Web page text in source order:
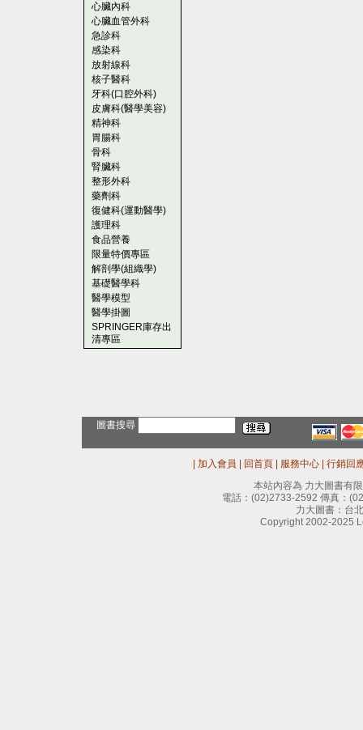
心臟內科
心臟血管外科
急診科
感染科
放射線科
核子醫科
牙科(口腔外科)
皮膚科(醫學美容)
精神科
胃腸科
骨科
腎臟科
整形外科
藥劑科
復健科(運動醫學)
護理科
食品營養
限量特價專區
解剖學(組織學)
基礎醫學科
醫學模型
醫學掛圖
SPRINGER庫存出
清專區
圖書搜尋
加入會員 回首頁 服務中心
行銷回
本站內容為 力大圖書有
電話： (02)2733-2592 傳真：
力大圖書：台
Copyright 2002-2025